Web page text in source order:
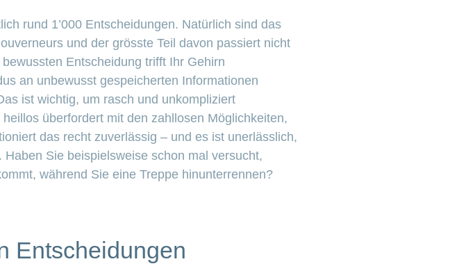
rund 1’000 Entscheidungen. Natürlich sind das
und der grösste Teil davon passiert nicht
Entscheidung trifft Ihr Gehirn
an unbewusst gespeicherten Informationen
ist wichtig, um rasch und unkompliziert
überfordert mit den zahllosen Möglichkeiten,
das recht zuverlässig – und es ist unerlässlich,
Sie beispielsweise schon mal versucht,
während Sie eine Treppe hinunterrennen?
Entscheidungen